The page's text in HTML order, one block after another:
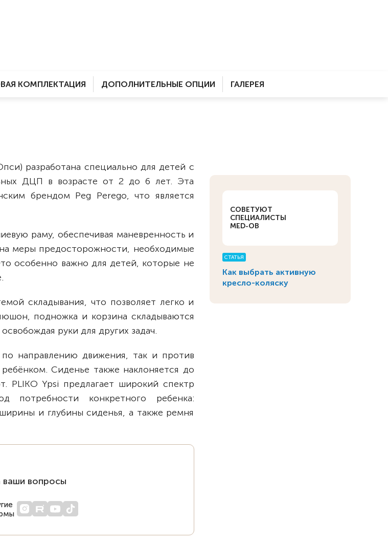
с туалетом
дома
оборудование
КОМПЛЕКТАЦИЯ ДОПОЛНИТЕЛЬНЫЕ ОПЦИИ ГАЛЕРЕЯ
СОВЕТУЮТ
СПЕЦИАЛИСТЫ
MED-OB
СТАТЬЯ
Как выбрать активную
кресло-коляску
разработана специально для детей с
ДЦП в возрасте от 2 до 6 лет. Эта
брендом Peg Perego, что является
раму, обеспечивая маневренность и
меры предосторожности, необходимые
особенно важно для детей, которые не
складывания, что позволяет легко и
подножка и корзина складываются
руки для других задач.
направлению движения, так и против
Сиденье также наклоняется до
PLIKO Ypsi предлагает широкий спектр
потребности конкретного ребенка:
и глубины сиденья, а также ремня
вопросы